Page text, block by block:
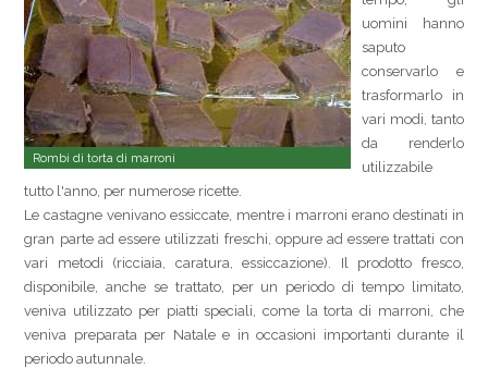
Rombi di torta di marroni
uomini hanno
saputo
conservarlo e
trasformarlo in
vari modi, tanto
da renderlo
utilizzabile
tutto l'anno, per numerose ricette.
Le castagne venivano essiccate, mentre i marroni erano destinati in
gran parte ad essere utilizzati freschi, oppure ad essere trattati con
vari metodi (ricciaia, caratura, essiccazione). Il prodotto fresco,
disponibile, anche se trattato, per un periodo di tempo limitato,
veniva utilizzato per piatti speciali, come la torta di marroni, che
veniva preparata per Natale e in occasioni importanti durante il
periodo autunnale.